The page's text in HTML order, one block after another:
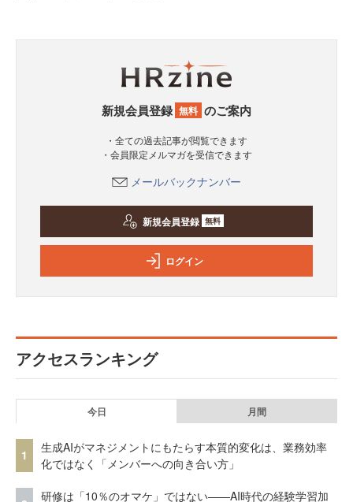
新規会員登録 無料 のご案内
・全ての過去記事が閲覧できます
・会員限定メルマガを受信できます
メールバックナンバー
新規会員登録 無料
ログイン
アクセスランキング
今日 月間
1
生成AIがマネジメントにもたらす本質的変化は、業務効率
化ではなく「メンバーへの向き合い方」
研修は「10％のオマケ」ではない——AI時代の経験学習加